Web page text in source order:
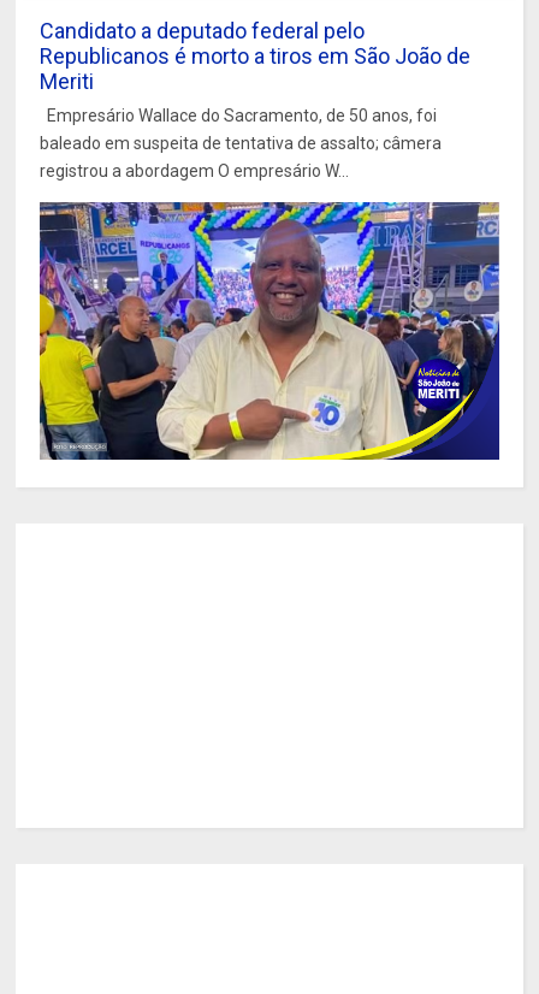
Candidato a deputado federal pelo
Republicanos é morto a tiros em São João de
Meriti
Empresário Wallace do Sacramento, de 50 anos, foi
baleado em suspeita de tentativa de assalto; câmera
registrou a abordagem O empresário W...